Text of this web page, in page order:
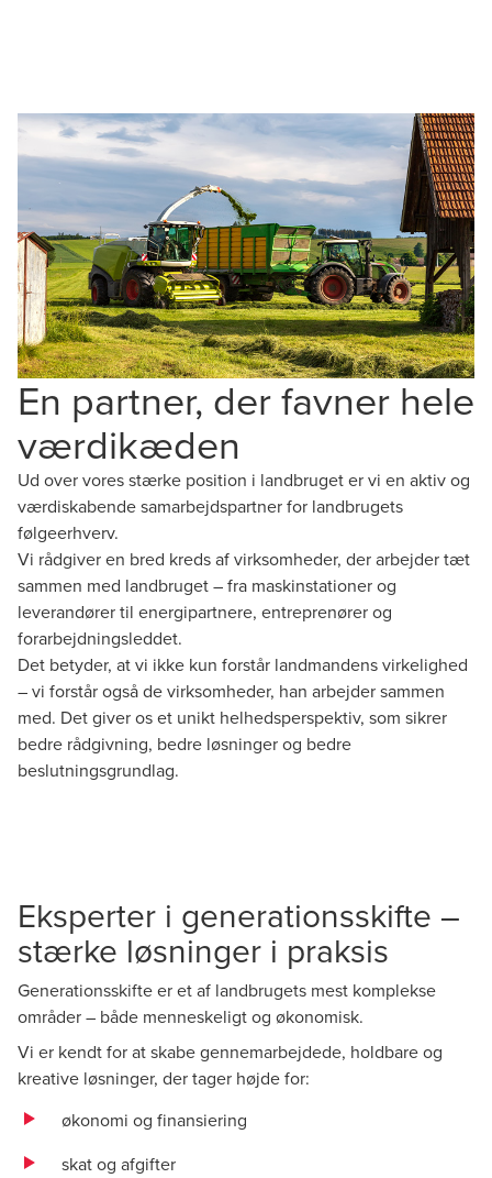
En partner, der favner hele
værdikæden
Ud over vores stærke position i landbruget er vi en aktiv og
værdiskabende samarbejdspartner for landbrugets
følgeerhverv.
Vi rådgiver en bred kreds af virksomheder, der arbejder tæt
sammen med landbruget – fra maskinstationer og
leverandører til energipartnere, entreprenører og
forarbejdningsleddet.
Det betyder, at vi ikke kun forstår landmandens virkelighed
– vi forstår også de virksomheder, han arbejder sammen
med. Det giver os et unikt helhedsperspektiv, som sikrer
bedre rådgivning, bedre løsninger og bedre
beslutningsgrundlag.
Eksperter i generationsskifte –
stærke løsninger i praksis
Generationsskifte er et af landbrugets mest komplekse
områder – både menneskeligt og økonomisk.
Vi er kendt for at skabe gennemarbejdede, holdbare og
kreative løsninger, der tager højde for:
økonomi og finansiering
skat og afgifter